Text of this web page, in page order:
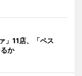
」11店、「ペス
か